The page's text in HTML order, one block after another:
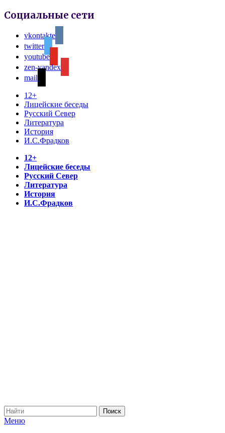
Социальные сети
vkontakte
twitter
youtube
zen-yandex
mail
12+
Лицейские беседы
Русский Север
Литература
История
И.С.Фрадков
12+
Лицейские беседы
Русский Север
Литература
История
И.С.Фрадков
Меню